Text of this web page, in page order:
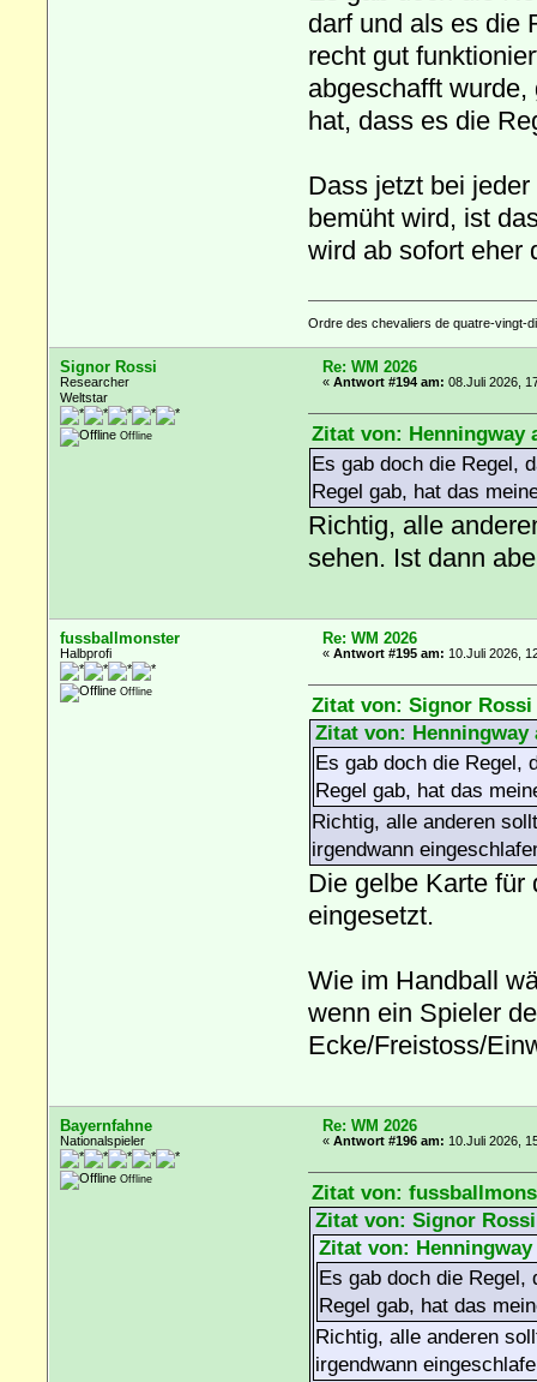
darf und als es die
recht gut
abgeschafft
hat, dass es die
Dass jetzt bei
bemüht wird, ist
wird ab sofort eher
Ordre des chevaliers de quatre-vingt-
Signor Rossi
Researcher
Weltstar
Offline
Re: WM 2026
«Antwort #194 am: 08.Juli 2026,
Zitat von: Henningway
Es gab doch die Regel,
Regel gab, hat das
Richtig, alle
sehen. Ist dann
fussballmonster
Halbprofi
Offline
Re: WM 2026
«Antwort #195 am: 10.Juli 2026,
Zitat von: Signor Rossi
Zitat von: Henningway
Es gab doch die Regel,
Regel gab, hat das
Richtig, alle anderen
irgendwann
Die gelbe Karte für
eingesetzt.
Wie im Handball
wenn ein Spieler
Ecke/Freistoss/
Bayernfahne
Nationalspieler
Offline
Re: WM 2026
«Antwort #196 am: 10.Juli 2026,
Zitat von:
Zitat von: Signor
Zitat von: Henningway
Es gab doch die
Regel gab, hat das
Richtig, alle anderen
irgendwann